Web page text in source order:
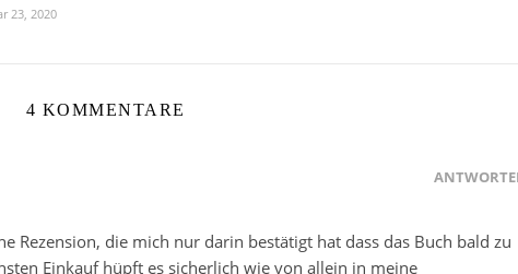
23, 2020
4 KOMMENTARE
Rezension, die mich nur darin bestätigt hat dass das Buch bald zu
Einkauf hüpft es sicherlich wie von allein in meine